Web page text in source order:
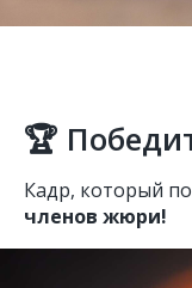
🏆
Кадр, который
членов жюри!